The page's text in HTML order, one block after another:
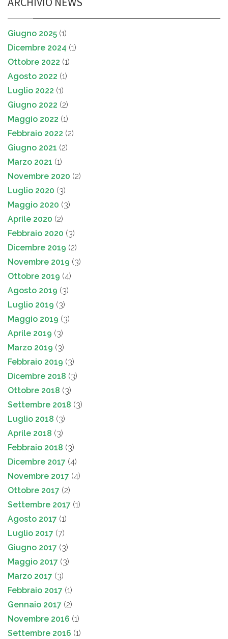
Giugno 2025 (1)
Dicembre 2024 (1)
Ottobre 2022 (1)
Agosto 2022 (1)
Luglio 2022 (1)
Giugno 2022 (2)
Maggio 2022 (1)
Febbraio 2022 (2)
Giugno 2021 (2)
Marzo 2021 (1)
Novembre 2020 (2)
Luglio 2020 (3)
Maggio 2020 (3)
Aprile 2020 (2)
Febbraio 2020 (3)
Dicembre 2019 (2)
Novembre 2019 (3)
Ottobre 2019 (4)
Agosto 2019 (3)
Luglio 2019 (3)
Maggio 2019 (3)
Aprile 2019 (3)
Marzo 2019 (3)
Febbraio 2019 (3)
Dicembre 2018 (3)
Ottobre 2018 (3)
Settembre 2018 (3)
Luglio 2018 (3)
Aprile 2018 (3)
Febbraio 2018 (3)
Dicembre 2017 (4)
Novembre 2017 (4)
Ottobre 2017 (2)
Settembre 2017 (1)
Agosto 2017 (1)
Luglio 2017 (7)
Giugno 2017 (3)
Maggio 2017 (3)
Marzo 2017 (3)
Febbraio 2017 (1)
Gennaio 2017 (2)
Novembre 2016 (1)
Settembre 2016 (1)